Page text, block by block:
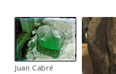
Juan Cabré